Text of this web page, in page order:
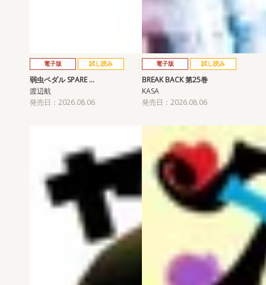
電子版 試し読み
弱虫ペダル SPARE …
渡辺航
発売日：2026.08.06
電子版 試し読み
BREAK BACK 第25巻
KASA
発売日：2026.08.06